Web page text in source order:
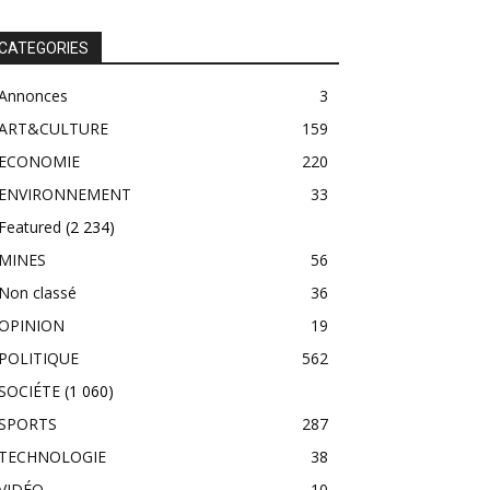
3
159
220
33
(2 234)
56
classé
36
19
562
(1 060)
287
38